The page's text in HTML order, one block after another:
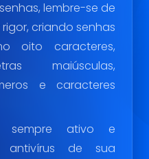
lembre-se de
criando senhas
oito caracteres,
maiúsculas,
e caracteres
sempre ativo e
antivírus de sua